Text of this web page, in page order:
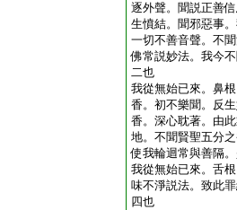
逐外聲。聞説正善
生憤結。聞邪惡事
一切不善音聲。不
佛常説妙法。我今
二也
我從無始已來。鼻
香。初不樂聞。反
香。深心耽著。由
地。不聞賢聖五分
使我輪迴常與善隔
我從無始已來。舌
味不淨説法。致此
四也